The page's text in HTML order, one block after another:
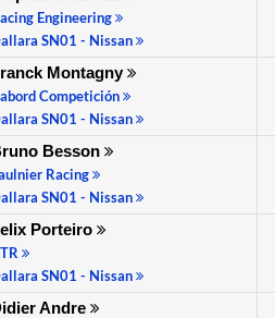
Engineering
SN01 - Nissan
Montagny
Competición
SN01 - Nissan
Besson
Racing
SN01 - Nissan
Porteiro
SN01 - Nissan
Andre